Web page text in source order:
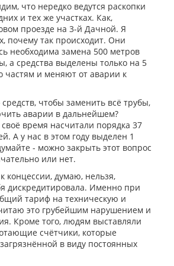
что нередко ведутся раскопки
и тех же участках. Как,
проезде на 3-й Дачной. Я
почему так происходит. Они
необходима замена 500 метров
а средства выделены только на 5
частям и меняют от аварии к
чтобы заменить всё трубы,
аварии в дальнейшем?
время насчитали порядка 37
А у нас в этом году выделен 1
- можно закрыть этот вопрос
или нет.
концессии, думаю, нельзя,
дискредитировала. Именно при
тариф на техническую и
это грубейшим нарушением и
Кроме того, людям выставляли
счётчики, которые
в виду постоянных